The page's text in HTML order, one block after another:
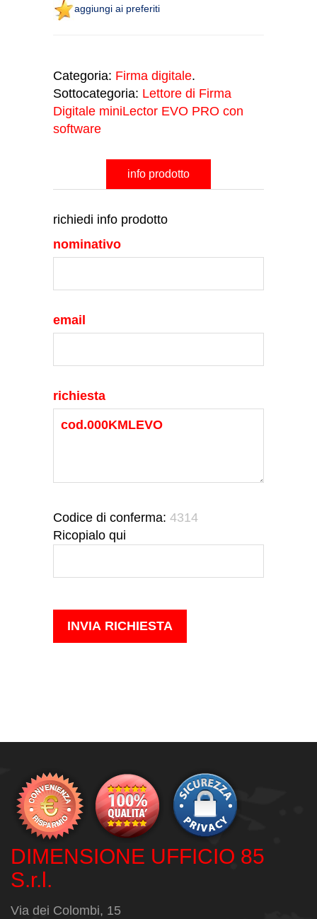
aggiungi ai preferiti
Categoria: Firma digitale.
Sottocategoria: Lettore di Firma
Digitale miniLector EVO PRO con
software
info prodotto
richiedi info prodotto
nominativo
email
richiesta
Codice di conferma: 4314
Ricopialo qui
DIMENSIONE UFFICIO 85
S.r.l.
Via dei Colombi, 15